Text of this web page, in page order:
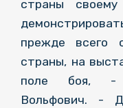
страны
прежде всего
страны, на
поле боя, -
Вольфович. -